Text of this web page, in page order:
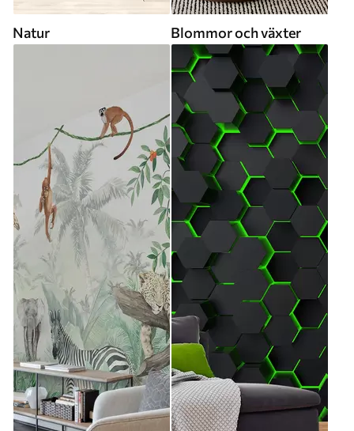
Natur Blommor och växter